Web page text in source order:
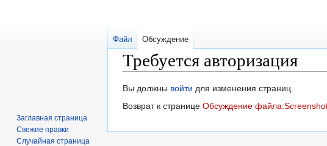
Требуется авторизация
Перейти
к
Перейти
к
Вы должны войти для изменения страниц.
Возврат к странице Обсуждение
Файл Обсуждение
Заглавная страница
Свежие правки
Случайная страница